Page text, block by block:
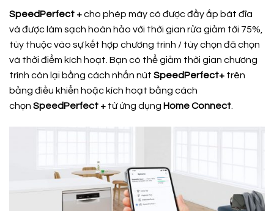
SpeedPerfect +cho phép máy có được đầy ắp bát đĩa
và được làm sạch hoàn hảo với thời gian rửa giảm tới 75%,
tùy thuộc vào sự kết hợp chương trình / tùy chọn đã chọn
và thời điểm kích hoạt. Bạn có thể giảm thời gian chương
trình còn lại bằng cách nhấn nút SpeedPerfect+ trên
bảng điều khiển hoặc kích hoạt bằng cách
chọn SpeedPerfect + từ ứng dụng Home Connect.